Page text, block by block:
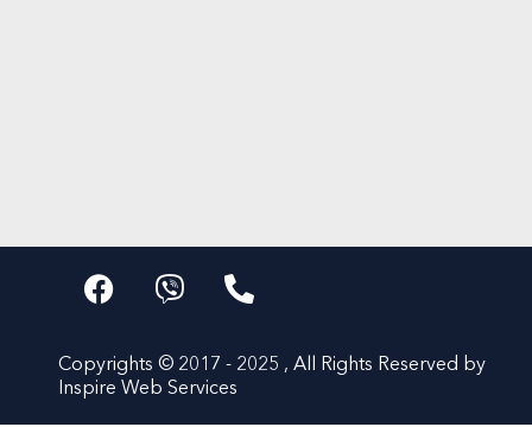
Copyrights © 2017 - 2025 , All Rights Reserved by
Inspire Web Services